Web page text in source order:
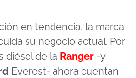
en tendencia, la marca
su negocio actual. Por
diésel de la Ranger -y
Everest- ahora cuentan